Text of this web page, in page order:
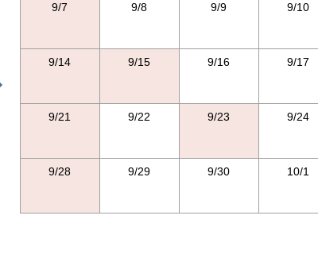
9/7 9/8 9/9 9/10
9/14 9/15 9/16 9/17
9/21 9/22 9/23 9/24
9/28 9/29 9/30 10/1